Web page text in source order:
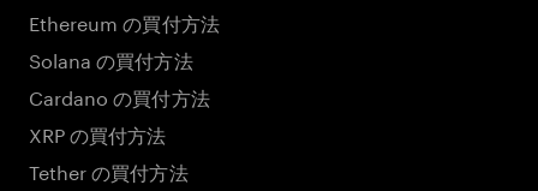
Ethereum の買付方法
Solana の買付方法
Cardano の買付方法
XRP の買付方法
Tether の買付方法